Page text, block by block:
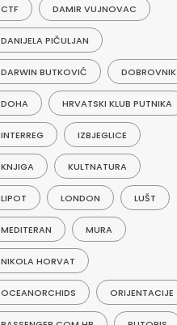
CTF DAMIR VUJNOVAC
DANIJELA PIČULJAN
DARWIN BUTKOVIĆ DOBROVNIK
DOHA HRVATSKI KLUB PUTNIKA
INTERREG IZBJEGLICE
KNJIGA KULTNATURA
LIPOT LONDON LUŠT
MEDITERAN MURA
NIKOLA HORVAT
OCEANORCHIDS ORIJENTACIJE